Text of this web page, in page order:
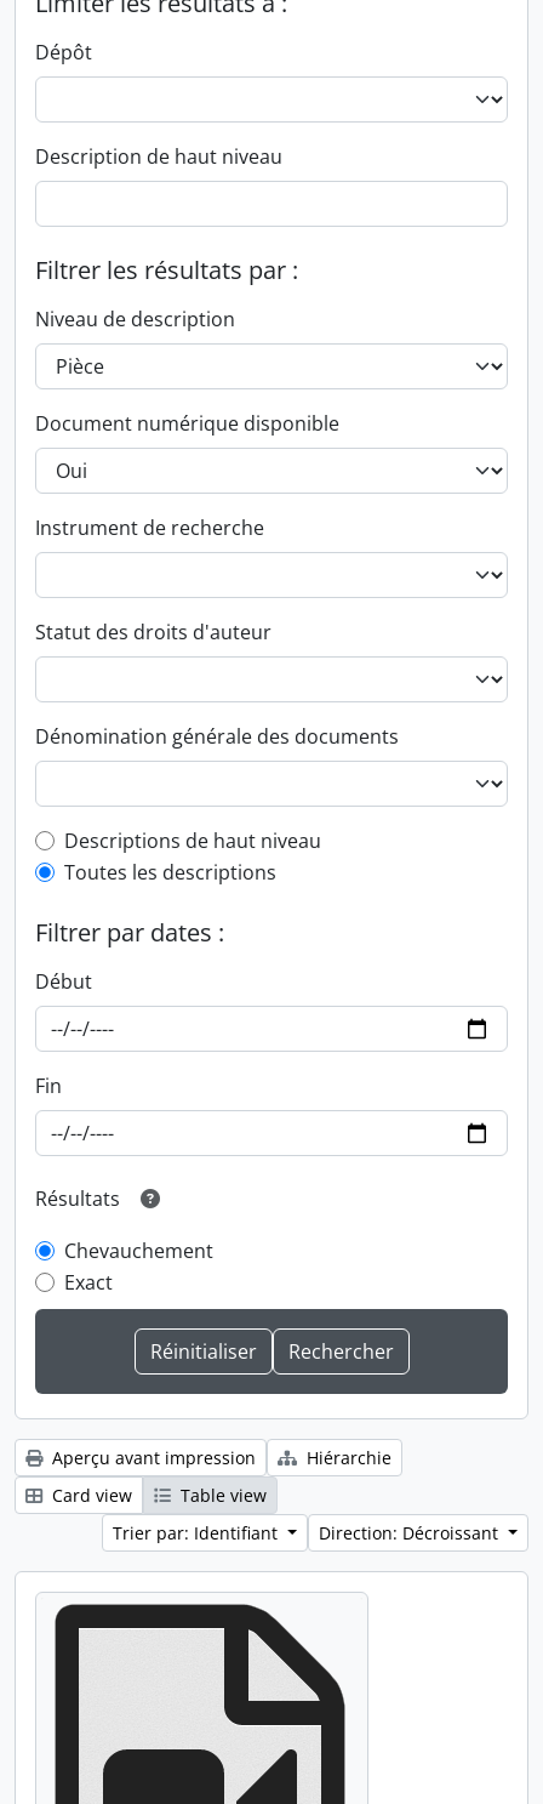
Dépôt
Description de haut niveau
Filtrer les résultats par :
Niveau de description
Document numérique disponible
Instrument de recherche
Statut des droits d'auteur
Dénomination générale des documents
Top-level description filter
Descriptions de haut niveau
Toutes les descriptions
Filtrer par dates :
Début
Fin
Résultats
Chevauchement
Exact
Aperçu avant impression
Hiérarchie
Card view
Table view
Trier par: Identifiant
Direction: Décroissant